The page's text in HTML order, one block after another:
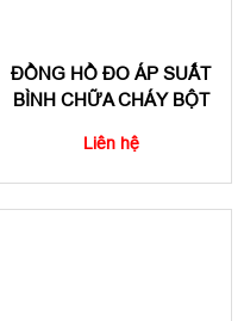
ĐỒNG HỒ ĐO ÁP SUẤT
BÌNH CHỮA CHÁY BỘT
Liên hệ